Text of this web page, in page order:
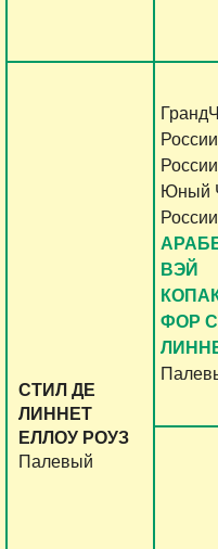
СТИЛ ДЕ
ЛИННЕТ
ЕЛЛОУ РОУЗ
Палевый
Юный
ВЭЙ
ФОР